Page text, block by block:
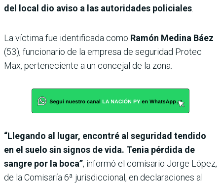
del local dio aviso a las autoridades policiales
La víctima fue identificada como Ramón Medina Báez
(53), funcionario de la empresa de seguridad Protec
Max, perteneciente a un concejal de la zona.
“Llegando al lugar, encontré al seguridad tendido
en el suelo sin signos de vida. Tenia pérdida de
sangre por la boca”, informó el comisario Jorge López,
de la Comisaría 6ª jurisdiccional, en declaraciones al